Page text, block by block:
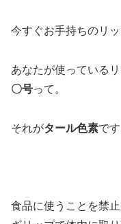
今すぐお手持ちのリ
あなたが使っている
〇号って。
それがタール色素です
食品に使うことを禁